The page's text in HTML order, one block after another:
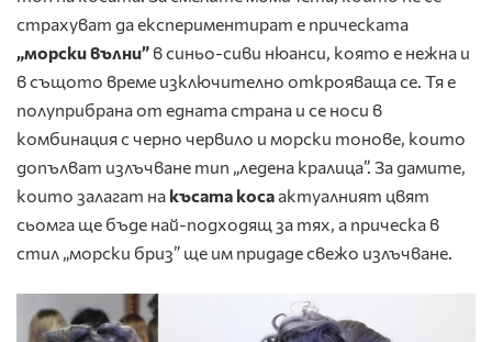
страхуват да експериментират е прическата
„морски вълни” в синьо-сиви нюанси, която е нежна и
в същото време изключително открояваща се. Тя е
полуприбрана от едната страна и се носи в
комбинация с черно червило и морски тонове, които
допълват излъчване тип „ледена кралица”. За дамите,
които залагат на късата коса актуалният цвят
сьомга ще бъде най-подходящ за тях, а прическа в
стил „морски бриз” ще им придаде свежо излъчване.